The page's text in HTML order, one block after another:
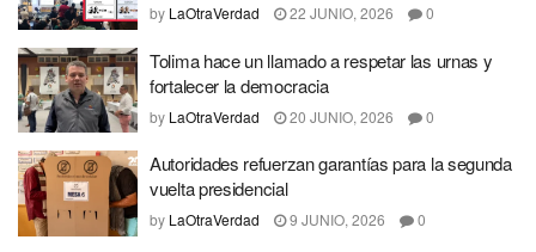
by LaOtraVerdad 22 JUNIO, 2026 0
Tolima hace un llamado a respetar las urnas y
fortalecer la democracia
by LaOtraVerdad 20 JUNIO, 2026 0
Autoridades refuerzan garantías para la segunda
vuelta presidencial
by LaOtraVerdad 9 JUNIO, 2026 0